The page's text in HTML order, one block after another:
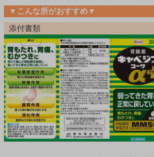
▼こんな所がおすすめ▼
添付書類